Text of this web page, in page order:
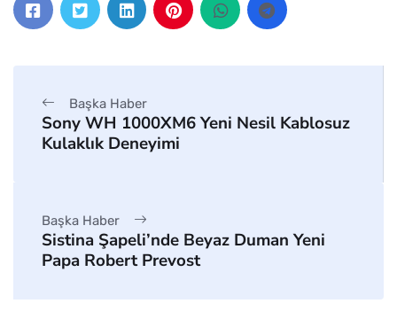
Başka Haber
Sony WH 1000XM6 Yeni Nesil Kablosuz
Kulaklık Deneyimi
Başka Haber
Sistina Şapeli’nde Beyaz Duman Yeni
Papa Robert Prevost